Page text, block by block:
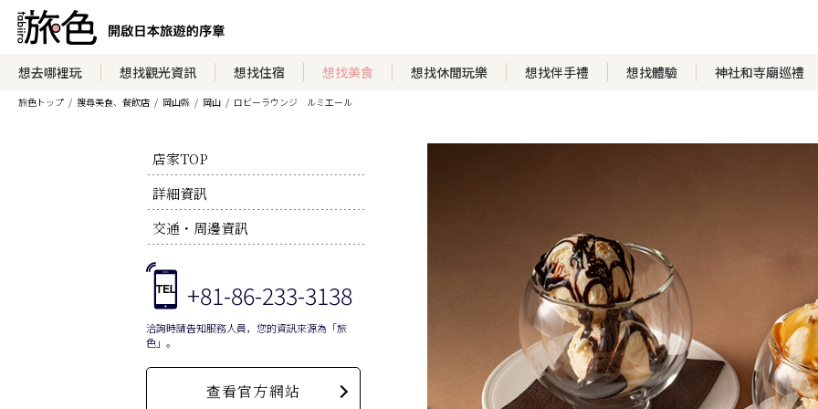
想去哪裡玩 想找觀光資訊 想找住宿 想找美食 想找休閒玩樂 想找伴手禮 想找體驗 神社和寺廟巡禮
旅色トップ 搜尋美食、餐飲店 岡山縣 岡山 ロビーラウンジ ルミエール
店家TOP
詳細資訊
交通・周邊資訊
+81-86-233-3138
洽詢時請告知服務人員，您的資訊來源為「旅
色」。
查看官方網站